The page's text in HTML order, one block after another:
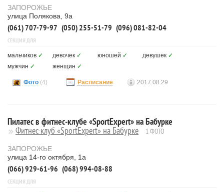
ЗАПОРОЖЬЕ
улица Полякова, 9а
(061) 707-79-97 (050) 255-51-79 (096) 081-82-04
СЕКЦИЯ ДЛЯ
мальчиков ✓ девочек ✓ юношей ✓ девушек ✓
мужчин ✓ женщин ✓
Фото (4) Расписание 2017.08.29
Пилатес в фитнес-клубе «SportExpert» на Бабурке
Фитнес-клуб «SportExpert» на Бабурке 1 ФОТО
ЗАПОРОЖЬЕ
улица 14-го октября, 1а
(066) 929-61-96 (068) 994-08-88
СЕКЦИЯ ДЛЯ